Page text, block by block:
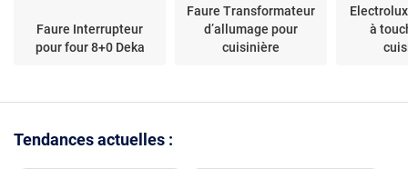
Faure Interrupteur
pour four 8+0 Deka
Faure Transformateur
d’allumage pour
cuisinière
à
Tendances actuelles :